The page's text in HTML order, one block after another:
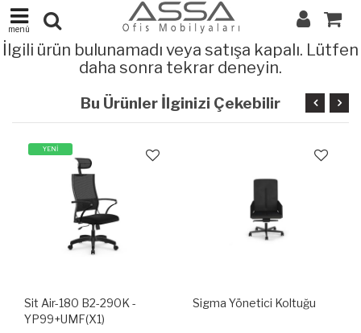
menü
İlgili ürün bulunamadı veya satışa kapalı. Lütfen
daha sonra tekrar deneyin.
Bu Ürünler İlginizi Çekebilir
YENİ
Sit Air-180 B2-290K -
YP99+UMF(X1)
Sigma Yönetici Koltuğu